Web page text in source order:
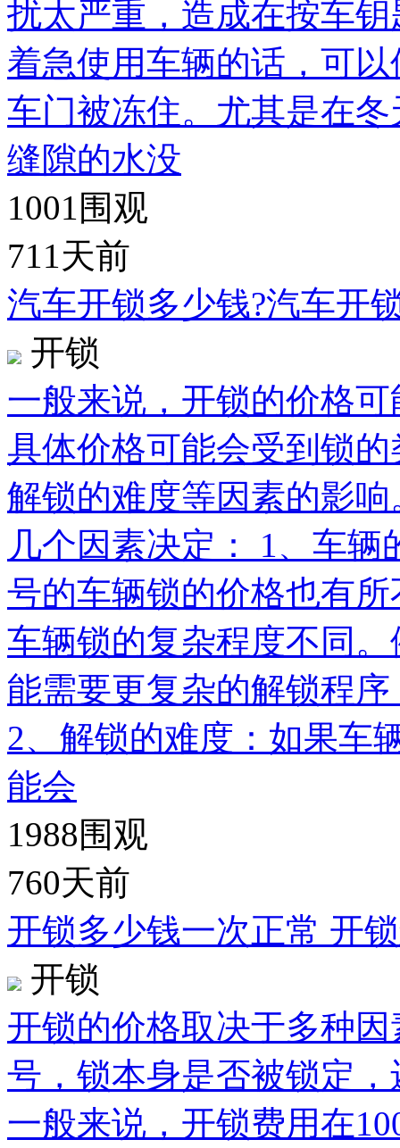
扰太严重，造成在按车
着急使用车辆的话，可
车门被冻住。尤其是在
缝隙的水没
1001 围观
711天前
汽车开锁多少钱?汽车开
开锁
一般来说，开锁的价格
具体价格可能会受到锁
解锁的难度等因素的影
几个因素决定： 1、车
号的车辆锁的价格也有
车辆锁的复杂程度不同
能需要更复杂的解锁程
2、解锁的难度：如果车
能会
1988围观
760天前
开锁多少钱一次正常 开
开锁
开锁的价格取决于多种
号，锁本身是否被锁定
一般来说，开锁费用在